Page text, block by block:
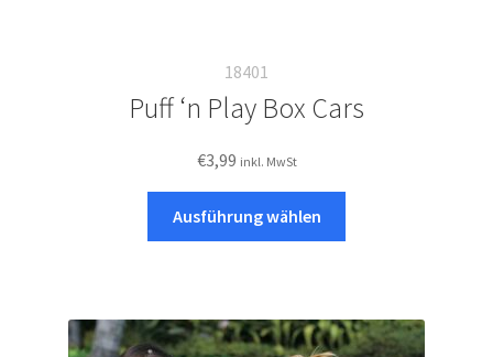
18401
Puff ‘n Play Box Cars
€3,99 inkl. MwSt
Ausführung wählen
Varianten
auf.